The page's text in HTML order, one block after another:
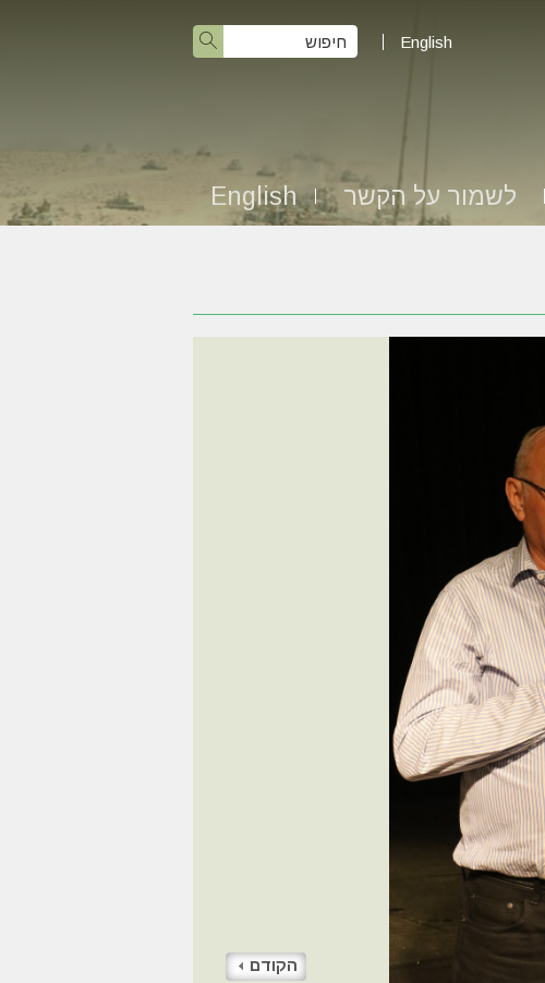
English
לשמור על הקשר English
הקודם